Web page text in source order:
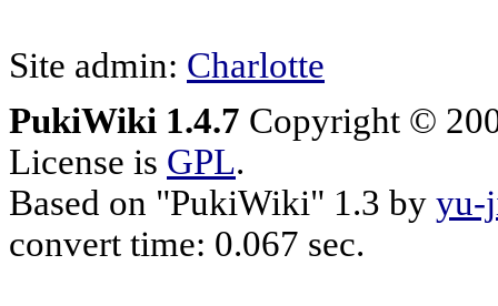
Site admin: Charlotte
PukiWiki 1.4.7 Copyright ©
License is GPL.
Based on "PukiWiki" 1.3 by yu-
convert time: 0.067 sec.